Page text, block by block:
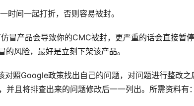
时间一起打折，否则容易被封。
冒产品会导致你的CMC被封，更严重的话会直接暂
风险，最好是立刻下架该产品。
照Google政策找出自己的问题，对问题进行整改之
且将排查出来的问题修改后一一列出。所需资料有